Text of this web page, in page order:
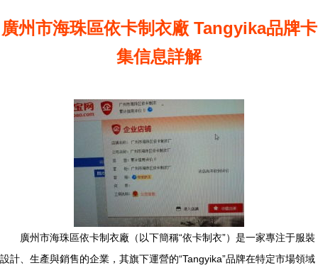
廣州市海珠區依卡制衣廠 Tangyika品牌卡
集信息詳解
廣州市海珠區依卡制衣廠（以下簡稱“依卡制衣”）是一家專注于服裝
設計、生產與銷售的企業，其旗下運營的“Tangyika”品牌在特定市場領域